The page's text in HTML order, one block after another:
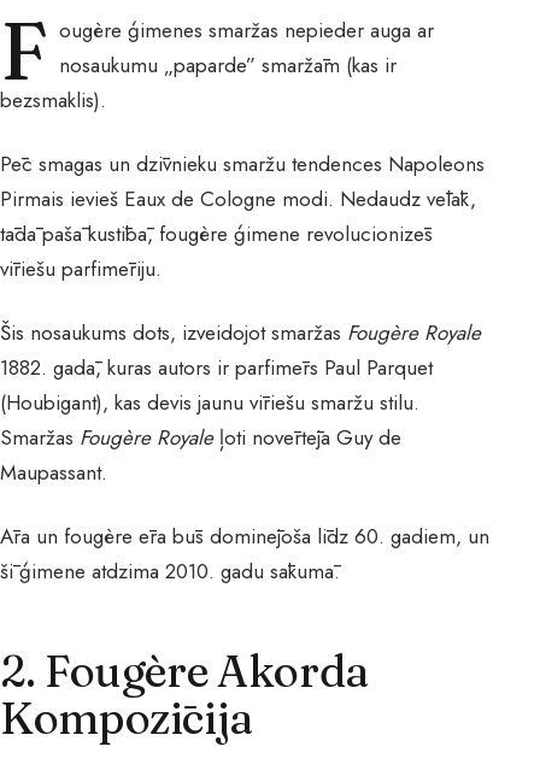
F ougère ģimenes smaržas nepieder auga ar
nosaukumu „paparde” smaržām (kas ir
bezsmaklis).
Pēc smagas un dzīvnieku smaržu tendences Napoleons
Pirmais ievieš Eaux de Cologne modi. Nedaudz vēlāk,
tādā pašā kustībā, fougère ģimene revolucionizēs
vīriešu parfimēriju.
Šis nosaukums dots, izveidojot smaržas Fougère Royale
1882. gadā, kuras autors ir parfimērs Paul Parquet
(Houbigant), kas devis jaunu vīriešu smaržu stilu.
Smaržas Fougère Royaleļoti novērtēja Guy de
Maupassant.
Āra un fougère ēra būs dominējoša līdz 60. gadiem, un
šī ģimene atdzima 2010. gadu sākumā.
2. Fougère Akorda
Kompozīcija